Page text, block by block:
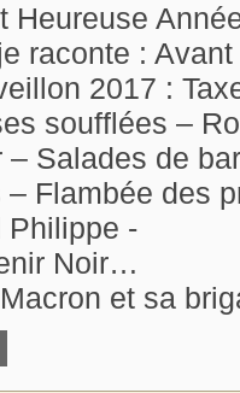
Heureuse
raconte :
2017 :
soufflées –
– Salades de
– Flambée des
Philippe -
Noir…
et sa